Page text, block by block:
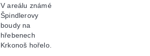
V areálu známé
Špindlerovy
boudy na
hřebenech
Krkonoš hořelo.